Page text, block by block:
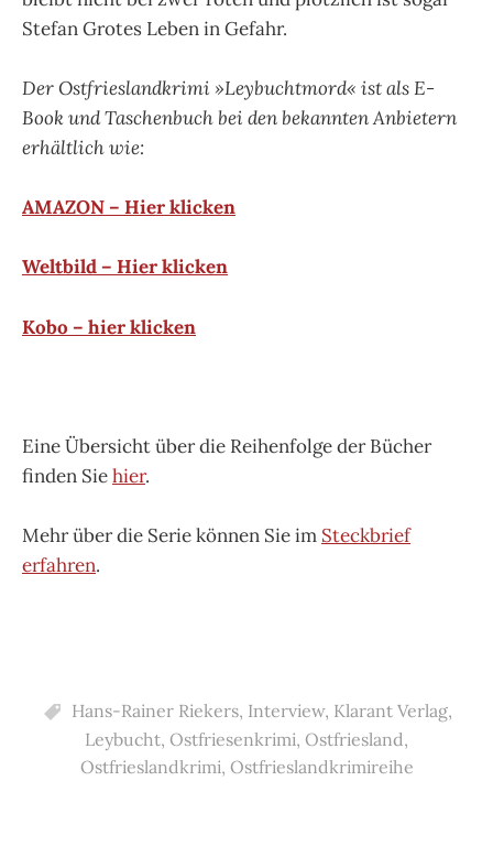
Stefan Grotes Leben in Gefahr.
Der Ostfrieslandkrimi »Leybuchtmord« ist als E-
Book und Taschenbuch bei den bekannten Anbietern
erhältlich wie:
AMAZON – Hier klicken
Weltbild – Hier klicken
Kobo – hier klicken
Eine Übersicht über die Reihenfolge der Bücher
finden Siehier.
Mehr über die Serie können Sie im Steckbrief
erfahren.
Hans-Rainer Riekers, Interview, Klarant Verlag,
Leybucht, Ostfriesenkrimi, Ostfriesland,
Ostfrieslandkrimi, Ostfrieslandkrimireihe